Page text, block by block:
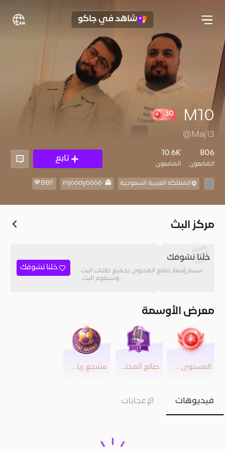
شاهد في جاكو
M10
30
@Maj13
806
المُتابعون
10.6K
المتابعون
تابع
المملكة العربية السعودية 👻: mjoody6666
BBF💙
مركز البث
خلنا نشوفك
سيتم إشعار صانع المحتوى بجميع طلبات البث
وسيقوم البث.
خلنا نشوفك
معرض الأوسمة
المستوى 30 صانع المحتوى مشجع رياضي
فيديوهات الإعجابات